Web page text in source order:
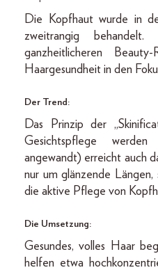
Die Kopfhaut wurde in
zweitrangig
ganzheitlicheren
Haargesundheit in den
Der Trend:
Das Prinzip der
Gesichtspflege
angewandt) erreicht auch
nur um glänzende
die aktive Pflege von
Die Umsetzung:
Gesundes, volles Haar
helfen etwa